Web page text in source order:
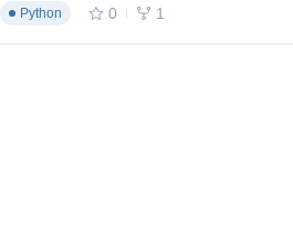
Python
0 1